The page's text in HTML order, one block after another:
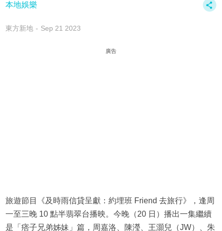
本地娛樂
東方新地 Sep 21 2023
廣告
旅遊節目《及時雨信貸呈獻：約埋班 Friend 去旅行》，逢周
一至三晚 10 點半翡翠台播映。今晚（20 日）播出一集繼續
是「痞子兄弟姊妹」篇，周嘉洛、陳瀅、王灝兒（JW）、朱